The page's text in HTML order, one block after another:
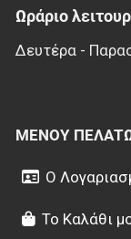
Sapphire
Stone
Stratablaze
White
Wolf-Grey
Yellow Fluo
Ωράριο
Δευτέρα -
ΜΕΝΟΎ
Ο
Το Καλάθι